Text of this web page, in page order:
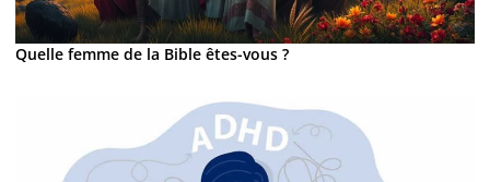
Quelle femme de la Bible êtes-vous ?